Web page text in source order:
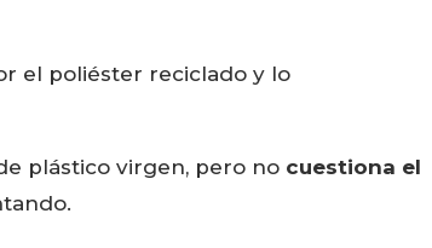
el poliéster reciclado y lo
plástico virgen, pero no cuestiona el